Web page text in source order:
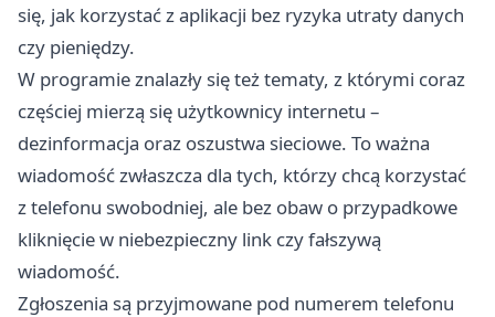
się, jak korzystać z aplikacji bez ryzyka utraty danych
czy pieniędzy.
W programie znalazły się też tematy, z którymi coraz
częściej mierzą się użytkownicy internetu –
dezinformacja oraz oszustwa sieciowe. To ważna
wiadomość zwłaszcza dla tych, którzy chcą korzystać
z telefonu swobodniej, ale bez obaw o przypadkowe
kliknięcie w niebezpieczny link czy fałszywą
wiadomość.
Zgłoszenia są przyjmowane pod numerem telefonu